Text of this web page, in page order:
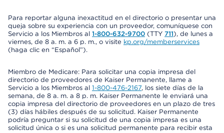
Para reportar alguna inexactitud en el directorio o presentar una
queja sobre su experiencia con un proveedor, comuníquese con
Servicio a los Miembros al 1-800-632-9700 (TTY 711), de lunes a
viernes, de 8 a. m. a 6 p. m., o visite kp.org/memberservices
(haga clic en “Español”).
Miembro de Medicare: Para solicitar una copia impresa del
directorio de proveedores de Kaiser Permanente, llame a
Servicio a los Miembros al 1-800-476-2167, los siete días de la
semana, de 8 a. m. a 8 p. m. Kaiser Permanente le enviará una
copia impresa del directorio de proveedores en un plazo de tres
(3) días hábiles después de su solicitud. Kaiser Permanente
podría preguntar si su solicitud de una copia impresa es una
solicitud única o si es una solicitud permanente para recibir esta